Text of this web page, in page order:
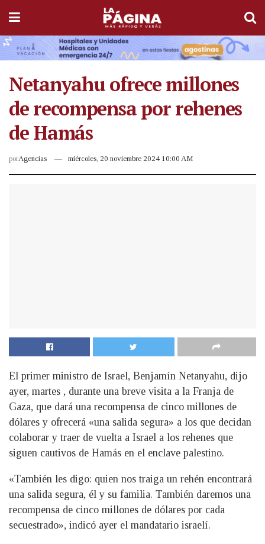
Netanyahu ofrece millones
de recompensa por rehenes
de Hamás
porAgencias miércoles, 20 noviembre 2024 10:00 AM
El primer ministro de Israel, Benjamín Netanyahu, dijo
ayer, martes , durante una breve visita a la Franja de
Gaza, que dará una recompensa de cinco millones de
dólares y ofrecerá «una salida segura» a los que decidan
colaborar y traer de vuelta a Israel a los rehenes que
siguen cautivos de Hamás en el enclave palestino.
«También les digo: quien nos traiga un rehén encontrará
una salida segura, él y su familia. También daremos una
recompensa de cinco millones de dólares por cada
secuestrado», indicó ayer el mandatario israelí.